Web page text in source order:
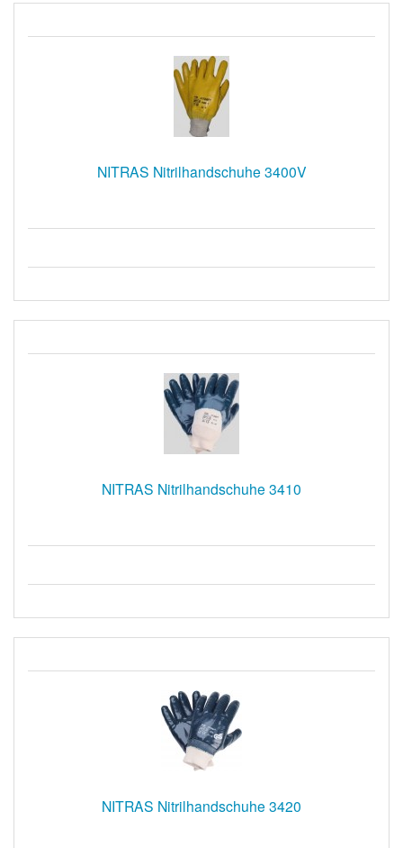
NITRAS Nitrilhandschuhe 3400V
NITRAS Nitrilhandschuhe 3410
NITRAS Nitrilhandschuhe 3420